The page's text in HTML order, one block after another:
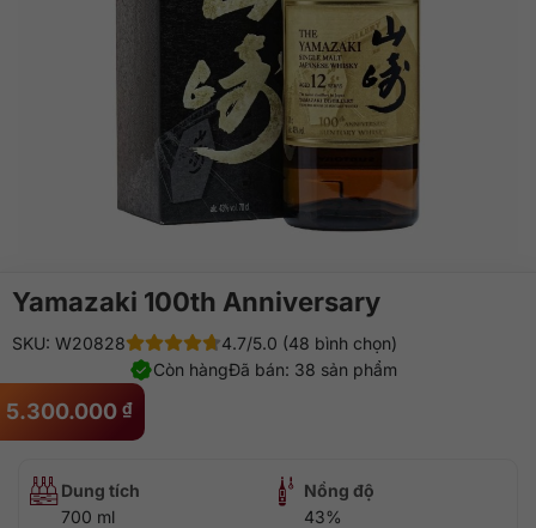
Yamazaki 100th Anniversary
5.300.000 ₫
SKU: W20828
4.7/5.0 (48 bình chọn)
Đã bán: 38 sản phẩm
Còn hàng
Dung tích
700 ml
Nồng độ
43%